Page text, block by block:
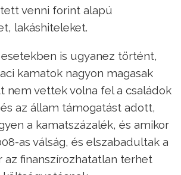
venni forint alapú
lakáshiteleket.
is ugyanez történt,
kamatok nagyon magasak
nem vettek volna fel a családok
az állam támogatást adott,
a kamatszázalék, és amikor
as válság, és elszabadultak a
az finanszírozhatatlan terhet